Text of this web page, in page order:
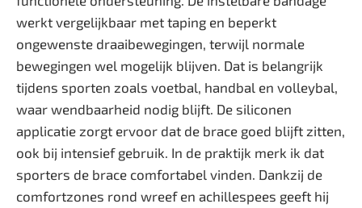
werkt vergelijkbaar met taping en beperkt
ongewenste draaibewegingen, terwijl normale
bewegingen wel mogelijk blijven. Dat is belangrijk
tijdens sporten zoals voetbal, handbal en volleybal,
waar wendbaarheid nodig blijft. De siliconen
applicatie zorgt ervoor dat de brace goed blijft zitten,
ook bij intensief gebruik. In de praktijk merk ik dat
sporters de brace comfortabel vinden. Dankzij de
comfortzones rond wreef en achillespees geeft hij